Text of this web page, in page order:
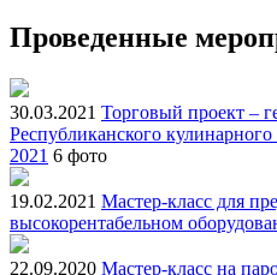
Проведенные
30.03.2021 Торговый проект –
Республиканского
2021 6 фото
19.02.2021 Мастер-класс для
высокорентабельном
22.09.2020 Мастер-класс на